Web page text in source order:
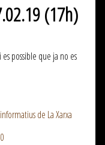
(17h)
possible que ja no es
de La Xarxa